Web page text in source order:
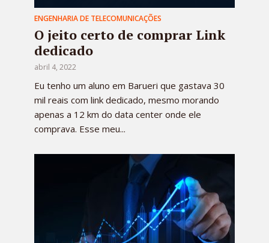
ENGENHARIA DE TELECOMUNICAÇÕES
O jeito certo de comprar Link
dedicado
abril 4, 2022
Eu tenho um aluno em Barueri que gastava 30
mil reais com link dedicado, mesmo morando
apenas a 12 km do data center onde ele
comprava. Esse meu...